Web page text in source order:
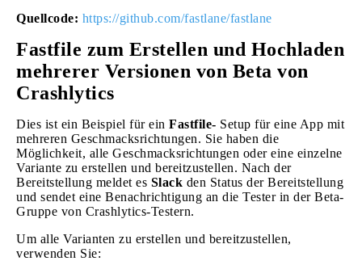
Quellcode: https://github.com/fastlane/fastlane
Fastfile zum Erstellen und Hochladen
mehrerer Versionen von Beta von
Crashlytics
Dies ist ein Beispiel für ein Fastfile- Setup für eine App mit
mehreren Geschmacksrichtungen. Sie haben die
Möglichkeit, alle Geschmacksrichtungen oder eine einzelne
Variante zu erstellen und bereitzustellen. Nach der
Bereitstellung meldet es Slack den Status der Bereitstellung
und sendet eine Benachrichtigung an die Tester in der Beta-
Gruppe von Crashlytics-Testern.
Um alle Varianten zu erstellen und bereitzustellen,
verwenden Sie: